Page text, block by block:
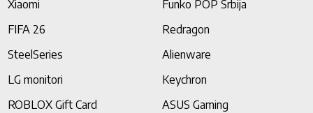
Xiaomi
Funko POP Srbija
FIFA 26
Redragon
SteelSeries
Alienware
LG monitori
Keychron
ROBLOX Gift Card
ASUS Gaming